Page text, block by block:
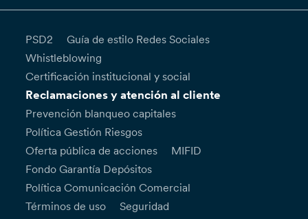
PSD2
Guía de estilo Redes Sociales
Whistleblowing
Certificación institucional y social
Reclamaciones y atención al cliente
Prevención blanqueo capitales
Política Gestión Riesgos
Oferta pública de acciones
MIFID
Fondo Garantía Depósitos
Política Comunicación Comercial
Términos de uso
Seguridad